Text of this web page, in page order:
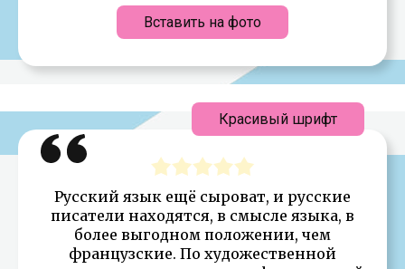
Вставить на фото
Русский язык ещё сыроват, и русские
писатели находятся, в смысле языка, в
более выгодном положении, чем
французские. По художественной
Красивый шрифт